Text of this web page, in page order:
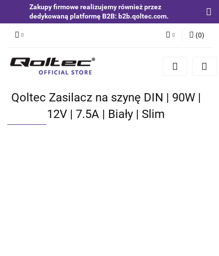
Zakupy firmowe realizujemy również przez
dedykowaną platformę B2B: b2b.qoltec.com.
Zaloguj się
Zgody cookies
(0)
Qoltec Zasilacz na szynę DIN | 90W |
12V | 7.5A | Biały | Slim